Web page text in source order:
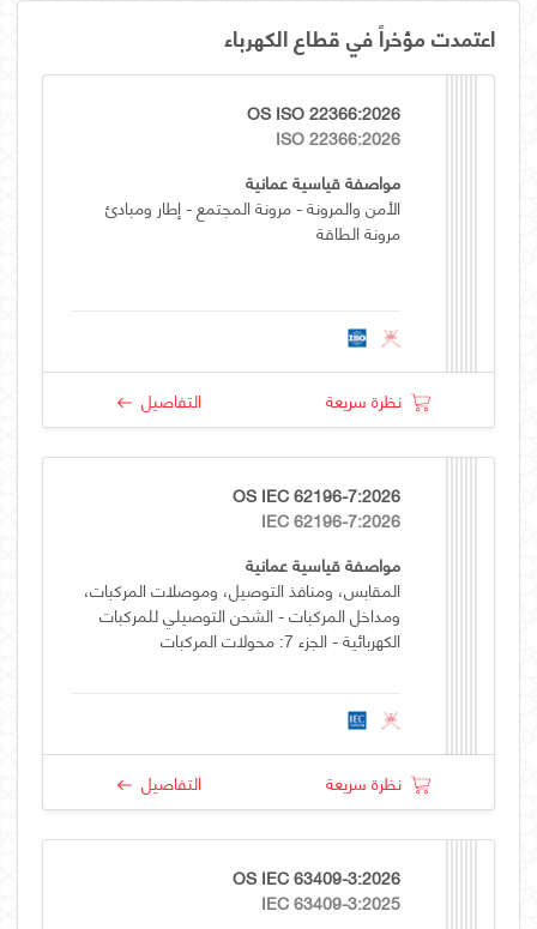
اعتمدت مؤخراً في قطاع الكهرباء
OS ISO 22366:2026
ISO 22366:2026
مواصفة قياسية عمانية
الأمن والمرونة - مرونة المجتمع - إطار ومبادئ
مرونة الطاقة
نظرة سريعة التفاصيل
OS IEC 62196-7:2026
IEC 62196-7:2026
مواصفة قياسية عمانية
المقابس، ومنافذ التوصيل، وموصلات المركبات،
ومداخل المركبات - الشحن التوصيلي للمركبات
الكهربائية - الجزء 7: محولات المركبات
نظرة سريعة التفاصيل
OS IEC 63409-3:2026
IEC 63409-3:2025